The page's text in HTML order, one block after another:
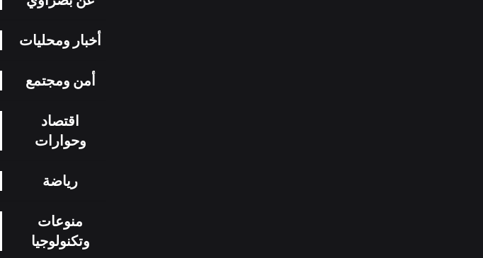
أخبار ومحليات
أمن ومجتمع
اقتصاد
وحوارات
رياضة
منوعات
وتكنولوجيا